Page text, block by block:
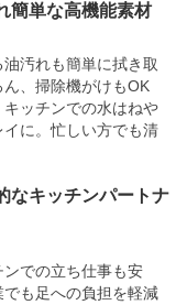
簡単な高機能素材
汚れも簡単に拭き取
、掃除機がけもOK
ッチンでの水はねや
に。忙しい方でも清
なキッチンパートナ
での立ち仕事も安
も足への負担を軽減